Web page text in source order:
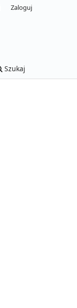
Szukaj
Zaloguj